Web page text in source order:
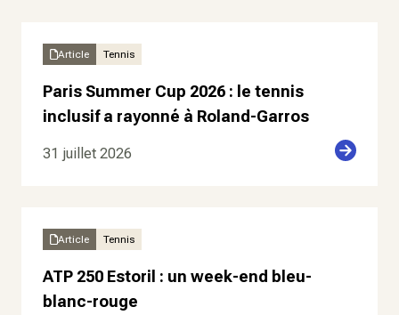
Article Tennis
Paris Summer Cup 2026 : le tennis
inclusif a rayonné à Roland-Garros
31 juillet 2026
Article Tennis
ATP 250 Estoril : un week-end bleu-
blanc-rouge